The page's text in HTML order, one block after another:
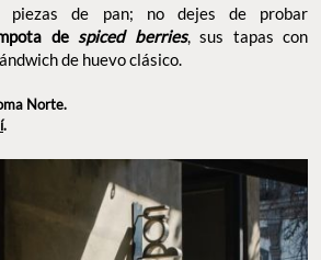
piezas de pan; no dejes de probar
de spiced berries, sus tapas con
de huevo clásico.
Norte.
.